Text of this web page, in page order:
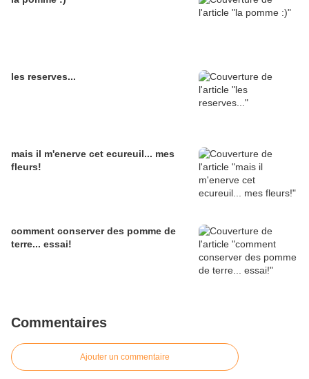
les reserves...
mais il m'enerve cet ecureuil... mes
fleurs!
comment conserver des pomme de
terre... essai!
Commentaires
Ajouter un commentaire